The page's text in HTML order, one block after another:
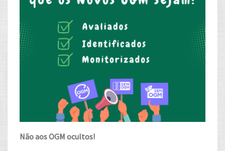
Não aos OGM ocultos!